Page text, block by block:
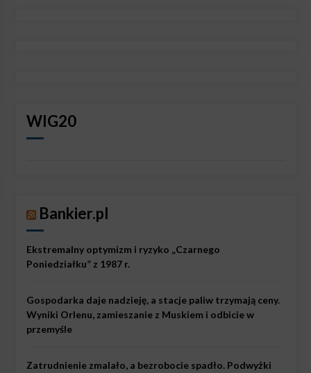
WIG20
Bankier.pl
Ekstremalny optymizm i ryzyko „Czarnego
Poniedziałku” z 1987 r.
Gospodarka daje nadzieję, a stacje paliw trzymają ceny.
Wyniki Orlenu, zamieszanie z Muskiem i odbicie w
przemyśle
Zatrudnienie zmalało, a bezrobocie spadło. Podwyżki